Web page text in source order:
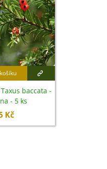
baccata -
- 5 ks
Kč